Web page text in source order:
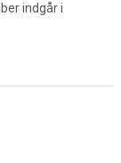
indgår i